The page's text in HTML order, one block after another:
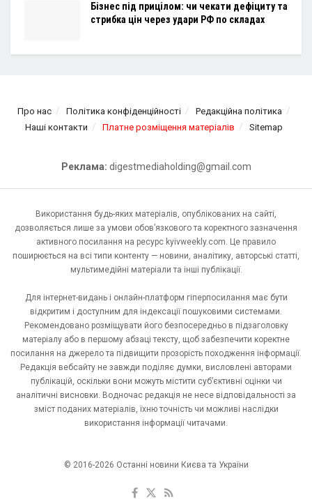
Бізнес під прицілом: чи чекати дефіциту та
стрибка цін через удари РФ по складах
Про нас Політика конфіденційності
Редакційна політика
Наші контакти
Платне розміщення матеріалів Sitemap
Реклама: digestmediaholding@gmail.com
Використання будь-яких матеріалів, опублікованих на сайті,
дозволяється лише за умови обов’язкового та коректного зазначення
активного посилання на ресурс kyivweekly.com. Це правило
поширюється на всі типи контенту — новини, аналітику, авторські статті,
мультимедійні матеріали та інші публікації.
Для інтернет-видань і онлайн-платформ гіперпосилання має бути
відкритим і доступним для індексації пошуковими системами.
Рекомендовано розміщувати його безпосередньо в підзаголовку
матеріалу або в першому абзаці тексту, щоб забезпечити коректне
посилання на джерело та підвищити прозорість походження інформації.
Редакція вебсайту не завжди поділяє думки, висловлені авторами
публікацій, оскільки вони можуть містити суб’єктивні оцінки чи
аналітичні висновки. Водночас редакція не несе відповідальності за
зміст поданих матеріалів, їхню точність чи можливі наслідки
використання інформації читачами.
© 2016-2026 Останні новини Києва та України